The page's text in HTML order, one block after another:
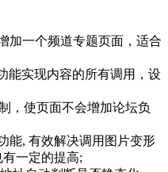
加一个频道专题页面，适合
能实现内容的所有调用，设
，使页面不会增加论坛负
能, 有效解决调用图片变形
一定的提高;